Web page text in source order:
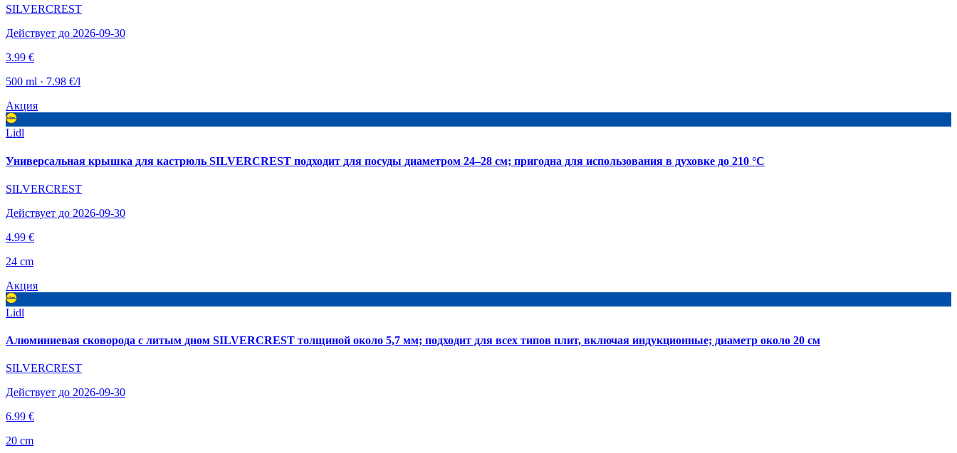
SILVERCREST
Действует до 2026-09-30
3.99 €
500 ml · 7.98 €/l
Акция
Lidl
Универсальная крышка для кастрюль SILVERCREST подходит для посуды диаметром 24–28 см; пригодна для использования в духовке до 210 °C
SILVERCREST
Действует до 2026-09-30
4.99 €
24 cm
Акция
Lidl
Алюминиевая сковорода с литым дном SILVERCREST толщиной около 5,7 мм; подходит для всех типов плит, включая индукционные; диаметр около 20 см
SILVERCREST
Действует до 2026-09-30
6.99 €
20 cm